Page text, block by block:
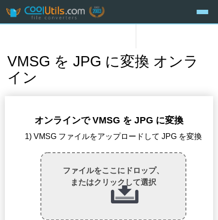
VMSG を JPG に変換 オンラ
イン
オンラインで VMSG を JPG に変換
1) VMSG ファイルをアップロードして JPG を変換
ファイルをここにドロップ、
またはクリックして選択